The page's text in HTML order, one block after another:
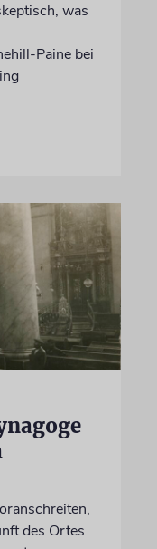
was
Paine bei
des Ortes